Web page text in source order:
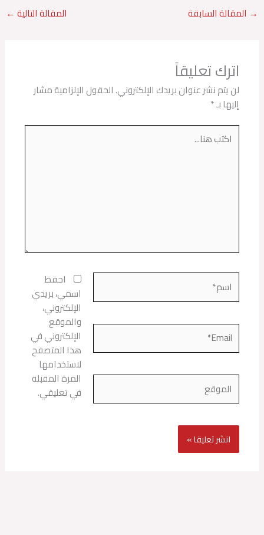
→ المقالة السابقة المقالة التالية ←
اترك تعليقاً
لن يتم نشر عنوان بريدك الإلكتروني.الحقول الإلزامية مشار
إليها بـ*
اكتب
هنا...
اسم*
Email*
الموقع
احفظ
اسمي، بريدي
الإلكتروني،
والموقع
الإلكتروني في
هذا المتصفح
لاستخدامها
المرة المقبلة
في تعليقي.